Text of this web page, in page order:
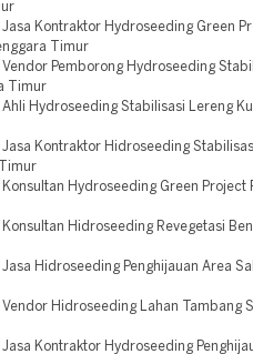
Kontraktor Hydroseeding Green
Timur
Pemborong Hydroseeding
Timur
Hydroseeding Stabilisasi Lereng
Kontraktor Hidroseeding
Hydroseeding Green Project
Hidroseeding Revegetasi
Hidroseeding Penghijauan Area
Hidroseeding Lahan Tambang
Kontraktor Hydroseeding